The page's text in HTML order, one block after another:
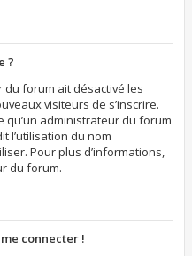
?
du forum ait désactivé les
visiteurs de s’inscrire.
qu’un administrateur du forum
l’utilisation du nom
Pour plus d’informations,
du forum.
connecter !